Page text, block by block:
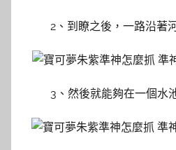
2、到瞭之後，一路沿著
3、然後就能夠在一個水